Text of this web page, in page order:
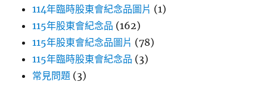
114年臨時股東會紀念品圖片 (1)
115年股東會紀念品 (162)
115年股東會紀念品圖片 (78)
115年臨時股東會紀念品 (3)
常見問題 (3)